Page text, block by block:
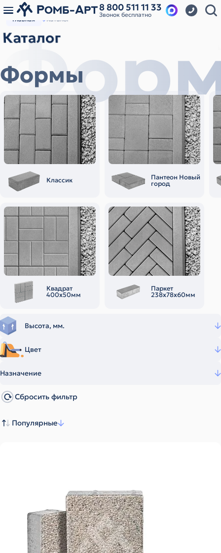
8 800 511 11 33
Звонок бесплатно
Главная Каталог
Каталог
Формы
Классик Пантеон Новый
город
Квадрат
400х50мм
Паркет
238х78х60мм
Высота, мм.
Цвет
Назначение
Сбросить фильтр
Популярные